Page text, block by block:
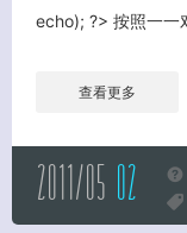
echo); ?> 按照一
查看更多
2011/05 02